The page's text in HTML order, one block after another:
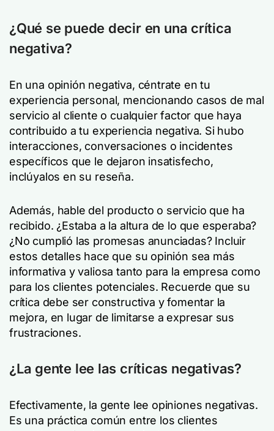
¿Qué se puede decir en una crítica
negativa?
En una opinión negativa, céntrate en tu
experiencia personal, mencionando casos de mal
servicio al cliente o cualquier factor que haya
contribuido a tu experiencia negativa. Si hubo
interacciones, conversaciones o incidentes
específicos que le dejaron insatisfecho,
inclúyalos en su reseña.
Además, hable del producto o servicio que ha
recibido. ¿Estaba a la altura de lo que esperaba?
¿No cumplió las promesas anunciadas? Incluir
estos detalles hace que su opinión sea más
informativa y valiosa tanto para la empresa como
para los clientes potenciales. Recuerde que su
crítica debe ser constructiva y fomentar la
mejora, en lugar de limitarse a expresar sus
frustraciones.
¿La gente lee las críticas negativas?
Efectivamente, la gente lee opiniones negativas.
Es una práctica común entre los clientes